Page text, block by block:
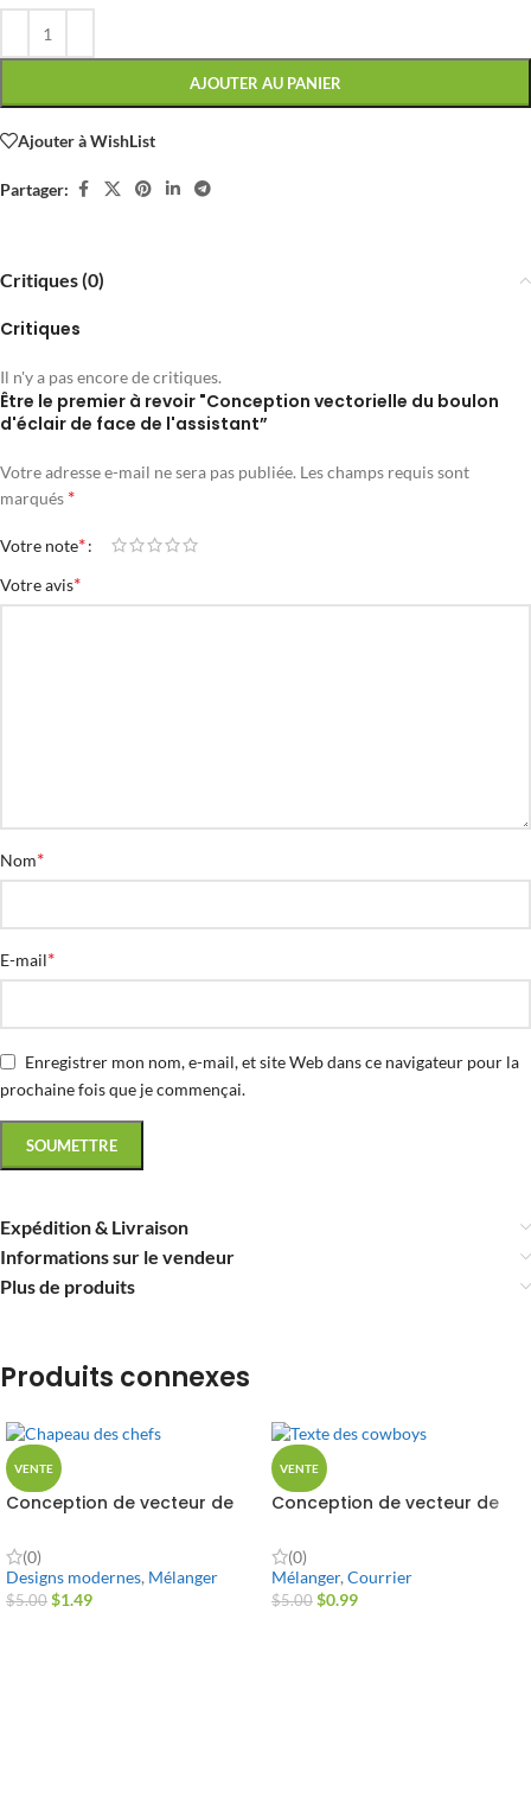
AJOUTER AU PANIER
Ajouter à WishList
Partager:
Critiques (0)
Critiques
Il n'y a pas encore de critiques.
Être le premier à revoir "Conception vectorielle du boulon
d'éclair de face de l'assistant”
Votre adresse e-mail ne sera pas publiée. Les champs requis sont
marqués *
Votre note*
Votre avis*
Nom*
E-mail*
Enregistrer mon nom, e-mail, et site Web dans ce navigateur pour la
prochaine fois que je commençai.
Expédition & Livraison
Informations sur le vendeur
Plus de produits
Produits connexes
VENTE
Conception de vecteur de
(0)
Designs modernes, Mélanger
$5.00 $1.49
VENTE
Conception de vecteur de
(0)
Mélanger,Courrier
$5.00 $0.99